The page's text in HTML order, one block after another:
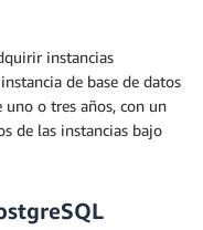
instancias
de base de datos
uno o tres años, con un
de las instancias bajo